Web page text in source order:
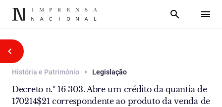
História e Património Legislação
Decreto n.º 16 303. Abre um crédito da quantia de
170214$21 correspondente ao produto da venda de